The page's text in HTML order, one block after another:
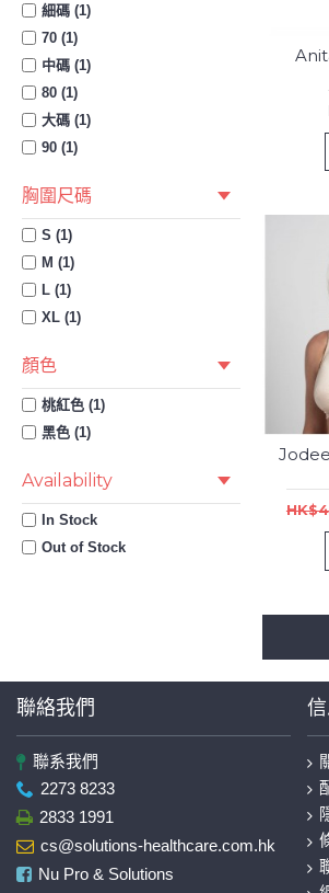
細碼 (1)
70 (1)
中碼 (1)
80 (1)
大碼 (1)
90 (1)
胸圍尺碼
S (1)
M (1)
L (1)
XL (1)
顏色
桃紅色 (1)
黑色 (1)
Availability
In Stock
Out of Stock
Jodee
聯絡我們
聯系我們
2273 8233
2833 1991
cs@solutions-healthcare.com.hk
Nu Pro & Solutions